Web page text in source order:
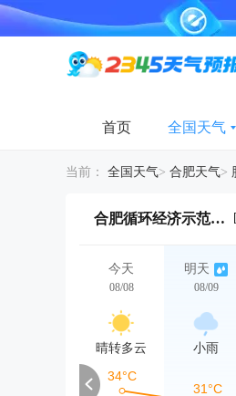
首页 全国天气
当前： 全国天气> 合肥天气>
合肥循环经济示范园15天天气详情
今天
08/08
晴转多云
明天
08/09
小雨